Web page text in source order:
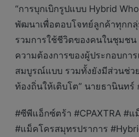
“การบุกเบิกรูปแบบ Hybrid
พัฒนาเพื่อตอบโจทย์ลูกค้าทุกกลุ่
รวมการใช้ชีวิตของคนในชุมช
ความต้องการของผู้ประกอบกา
สมบูรณ์แบบ รวมทั้งยังมีส่วนช่ว
ท้องถิ่นให้เติบโต” นายธานินทร์
#ซีพีแอ็กซ์ตร้า #CPAXTRA #แ
#แม็คโครสมุทรปราการ